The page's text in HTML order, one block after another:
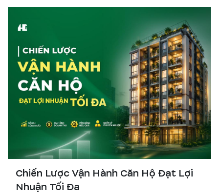
Chiến Lược Vận Hành Căn Hộ Đạt Lợi
Nhuận Tối Đa